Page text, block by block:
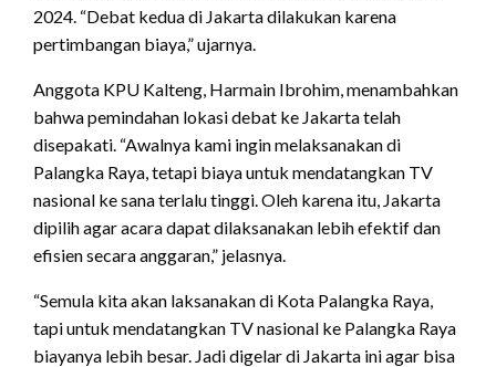
2024. “Debat kedua di Jakarta dilakukan karena
pertimbangan biaya,” ujarnya.
Anggota KPU Kalteng, Harmain Ibrohim, menambahkan
bahwa pemindahan lokasi debat ke Jakarta telah
disepakati. “Awalnya kami ingin melaksanakan di
Palangka Raya, tetapi biaya untuk mendatangkan TV
nasional ke sana terlalu tinggi. Oleh karena itu, Jakarta
dipilih agar acara dapat dilaksanakan lebih efektif dan
efisien secara anggaran,” jelasnya.
“Semula kita akan laksanakan di Kota Palangka Raya,
tapi untuk mendatangkan TV nasional ke Palangka Raya
biayanya lebih besar. Jadi digelar di Jakarta ini agar bisa